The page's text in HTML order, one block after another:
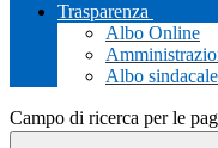
Trasparenza
Albo Online
Albo sindacale
Campo di ricerca per le